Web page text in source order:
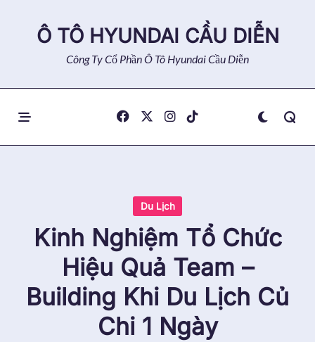
contentÔ TÔ HYUNDAI CẦU DIỄN
Công Ty Cổ Phần Ô Tô Hyundai Cầu Diễn
Du Lịch
Kinh Nghiệm Tổ Chức
Hiệu Quả Team –
Building Khi Du Lịch Củ
Chi 1 Ngày